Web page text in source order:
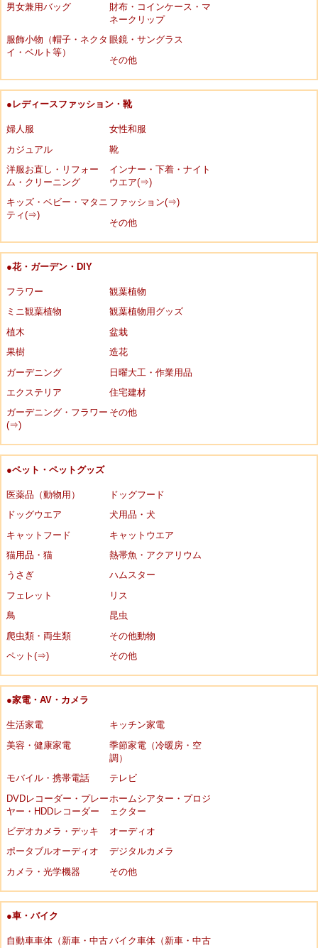
男女兼用バッグ
財布・コインケース・マ
ネークリップ
服飾小物（帽子・ネクタ
イ・ベルト等）
眼鏡・サングラス
その他
●レディースファッション・靴
婦人服
女性和服
カジュアル
靴
洋服お直し・リフォー
ム・クリーニング
インナー・下着・ナイト
ウエア(⇒)
キッズ・ベビー・マタニ
ティ(⇒)
ファッション(⇒)
その他
●花・ガーデン・DIY
フラワー
観葉植物
ミニ観葉植物
観葉植物用グッズ
植木
盆栽
果樹
造花
ガーデニング
日曜大工・作業用品
エクステリア
住宅建材
ガーデニング・フラワー
(⇒)
その他
●ペット・ペットグッズ
医薬品（動物用）
ドッグフード
ドッグウエア
犬用品・犬
キャットフード
キャットウエア
猫用品・猫
熱帯魚・アクアリウム
うさぎ
ハムスター
フェレット
リス
鳥
昆虫
爬虫類・両生類
その他動物
ペット(⇒)
その他
●家電・AV・カメラ
生活家電
キッチン家電
美容・健康家電
季節家電（冷暖房・空
調）
モバイル・携帯電話
テレビ
DVDレコーダー・プレー
ヤー・HDDレコーダー
ホームシアター・プロジ
ェクター
ビデオカメラ・デッキ
オーディオ
ポータブルオーディオ
デジタルカメラ
カメラ・光学機器
その他
●車・バイク
自動車車体（新車・中古バイク車体（新車・中古